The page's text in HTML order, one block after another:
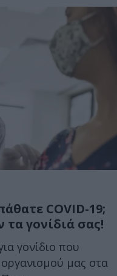
COVID-19;
γονίδιά σας!
γονίδιο που
μας στα